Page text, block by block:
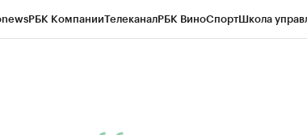
РБК КомпанииТелеканалРБК ВиноСпортШкола